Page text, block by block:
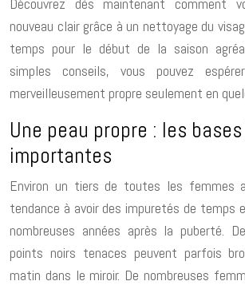
nouveau clair grâce à un nettoyage du
temps pour le début de la saison
simples conseils, vous pouvez
merveilleusement propre seulement en
Une peau propre : les
importantes
Environ un tiers de toutes les femmes
tendance à avoir des impuretés de temps
nombreuses années après la puberté.
points noirs tenaces peuvent parfois
matin dans le miroir. De nombreuses